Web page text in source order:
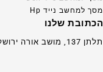
מסך למחשב נייד Hp
הכתובת שלנו
תלתן 137, מושב אורה ירושלים